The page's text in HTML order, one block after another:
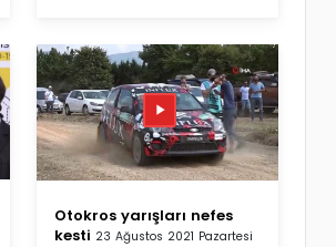
Otokros yarışları nefes
kesti 23 Ağustos 2021 Pazartesi